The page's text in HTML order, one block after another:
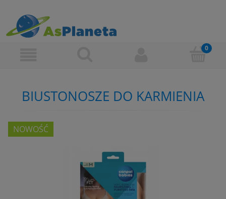
BIUSTONOSZE DO KARMIENIA
NOWOŚĆ